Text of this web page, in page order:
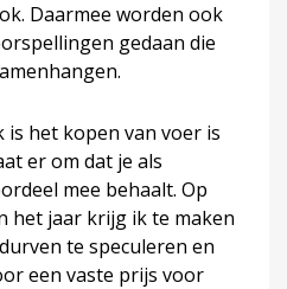
Daarmee worden ook
gedaan die
het kopen van voer is
er om dat je als
mee behaalt. Op
het jaar krijg ik te maken
te speculeren en
een vaste prijs voor